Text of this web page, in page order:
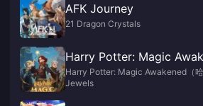
AFK Journey
21 Dragon Crystals
Harry Potter: Magic
Harry Potter: Magic Awakened（
Jewels